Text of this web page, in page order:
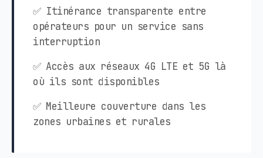
✅ Itinérance transparente entre
opérateurs pour un service sans
interruption
✅ Accès aux réseaux 4G LTE et 5G là
où ils sont disponibles
✅ Meilleure couverture dans les
zones urbaines et rurales